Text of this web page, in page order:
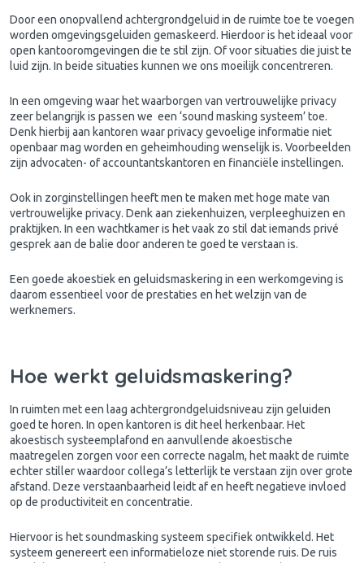
Door een onopvallend achtergrondgeluid in de ruimte toe te voegen
worden omgevingsgeluiden gemaskeerd. Hierdoor is het ideaal voor
open kantooromgevingen die te stil zijn. Of voor situaties die juist te
luid zijn. In beide situaties kunnen we ons moeilijk concentreren.
In een omgeving waar het waarborgen van vertrouwelijke privacy
zeer belangrijk is passen we een ‘sound masking systeem’ toe.
Denk hierbij aan kantoren waar privacy gevoelige informatie niet
openbaar mag worden en geheimhouding wenselijk is. Voorbeelden
zijn advocaten- of accountantskantoren en financiële instellingen.
Ook in zorginstellingen heeft men te maken met hoge mate van
vertrouwelijke privacy. Denk aan ziekenhuizen, verpleeghuizen en
praktijken. In een wachtkamer is het vaak zo stil dat iemands privé
gesprek aan de balie door anderen te goed te verstaan is.
Een goede akoestieken geluidsmaskering in een werkomgeving is
daarom essentieel voor de prestaties en het welzijn van de
werknemers.
Hoe werkt geluidsmaskering?
In ruimten met een laag achtergrondgeluidsniveau zijn geluiden
goed te horen. In open kantoren is dit heel herkenbaar. Het
akoestisch systeemplafond en aanvullende akoestische
maatregelen zorgen voor een correcte nagalm, het maakt de ruimte
echter stiller waardoor collega’s letterlijk te verstaan zijn over grote
afstand. Deze verstaanbaarheid leidt af en heeft negatieve invloed
op de productiviteit en concentratie.
Hiervoor is het soundmasking systeem specifiek ontwikkeld. Het
systeem genereert een informatieloze niet storende ruis. De ruis